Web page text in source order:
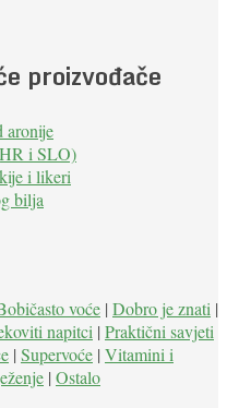
proizvođače
aronije
i SLO)
i likeri
bilja
voće | Dobro je znati |
napitci | Praktični savjeti
| Supervoće | Vitamini i
| Ostalo